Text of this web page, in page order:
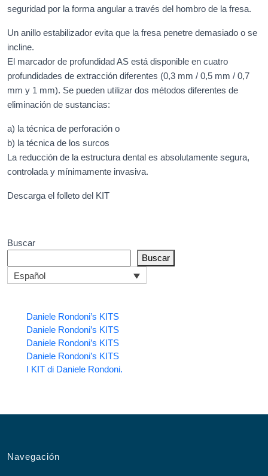
seguridad por la forma angular a través del hombro de la fresa.
Un anillo estabilizador evita que la fresa penetre demasiado o se
incline.
El marcador de profundidad AS está disponible en cuatro
profundidades de extracción diferentes (0,3 mm / 0,5 mm / 0,7
mm y 1 mm). Se pueden utilizar dos métodos diferentes de
eliminación de sustancias:
a) la técnica de perforación o
b) la técnica de los surcos
La reducción de la estructura dental es absolutamente segura,
controlada y mínimamente invasiva.
Descarga el folleto del KIT
Buscar
Buscar
Español
Daniele Rondoni’s KITS
Daniele Rondoni’s KITS
Daniele Rondoni’s KITS
Daniele Rondoni’s KITS
I KIT di Daniele Rondoni.
Navegación